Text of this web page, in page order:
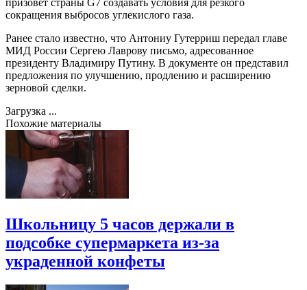
сокращения выбросов углекислого газа.
Ранее стало известно, что Антониу Гутерриш передал главе
МИД России Сергею Лаврову письмо, адресованное
президенту Владимиру Путину. В документе он представил
предложения по улучшению, продлению и расширению
зерновой сделки.
Загрузка ...
Похожие материалы
Школьницу 5 часов держали в
подсобке супермаркета из-за
украденной конфеты